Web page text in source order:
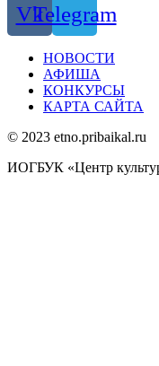
VkTelegram
НОВОСТИ
АФИША
КОНКУРСЫ
КАРТА САЙТА
© 2023 etno.pribaikal.ru
ИОГБУК «Центр